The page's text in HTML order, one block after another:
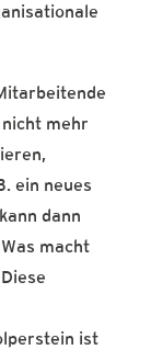
mehr
ein neues
dann
macht
ist